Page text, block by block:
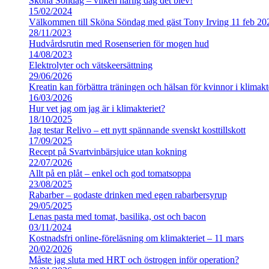
15/02/2024
Välkommen till Sköna Söndag med gäst Tony Irving 11 feb
28/11/2023
Hudvårdsrutin med Rosenserien för mogen hud
14/08/2023
Elektrolyter och vätskeersättning
29/06/2026
Kreatin kan förbättra träningen och hälsan för kvinnor i
16/03/2026
Hur vet jag om jag är i klimakteriet?
18/10/2025
Jag testar Relivo – ett nytt spännande svenskt kosttillskott
17/09/2025
Recept på Svartvinbärsjuice utan kokning
22/07/2026
Allt på en plåt – enkel och god tomatsoppa
23/08/2025
Rabarber – godaste drinken med egen rabarbersyrup
29/05/2025
Lenas pasta med tomat, basilika, ost och bacon
03/11/2024
Kostnadsfri online-föreläsning om klimakteriet – 11 mars
20/02/2026
Måste jag sluta med HRT och östrogen inför operation?